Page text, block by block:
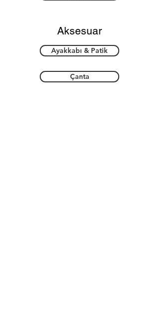
Aksesuar
Ayakkabı & Patik
Çanta